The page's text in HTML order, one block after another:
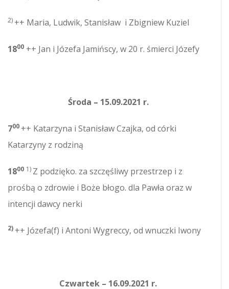
2) ++ Maria, Ludwik, Stanisław i Zbigniew Kuziel
1800 ++ Jan i Józefa Jamińscy, w 20 r. śmierci Józefy
Środa – 15.09.2021 r.
700 ++ Katarzyna i Stanisław Czajka, od córki
Katarzyny z rodziną
1800 1) Z podzięko. za szczęśliwy przestrzep i z
prośbą o zdrowie i Boże błogo. dla Pawła oraz w
intencji dawcy nerki
2) ++ Józefa(f) i Antoni Wygreccy, od wnuczki Iwony
Czwartek – 16.09.2021 r.